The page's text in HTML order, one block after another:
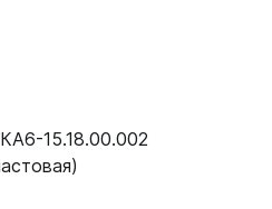
15.18.00.002